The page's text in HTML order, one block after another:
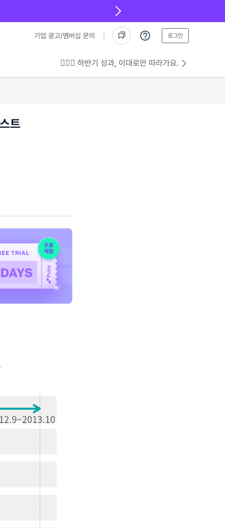
기업 광고/멤버십 문의 로그인
💁🏻‍♂️ 하반기 성과, 이대로만 따라가요.
트